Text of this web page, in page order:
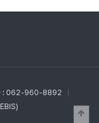
: 062-960-8892